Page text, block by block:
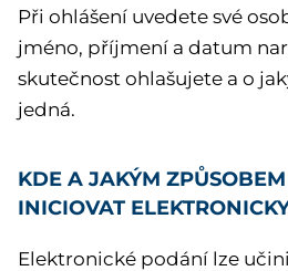
Při ohlášení uvedete své
jméno, příjmení a datum
skutečnost ohlašujete a o
jedná.
KDE A JAKÝM
INICIOVAT
Elektronické podání lze